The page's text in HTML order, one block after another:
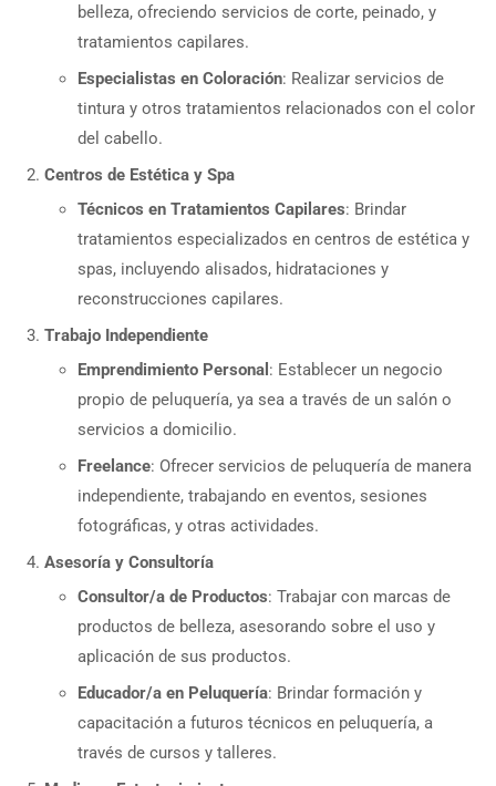
belleza, ofreciendo servicios de corte, peinado, y
tratamientos capilares.
Especialistas en Coloración: Realizar servicios de
tintura y otros tratamientos relacionados con el color
del cabello.
Centros de Estética y Spa
Técnicos en Tratamientos Capilares: Brindar
tratamientos especializados en centros de estética y
spas, incluyendo alisados, hidrataciones y
reconstrucciones capilares.
Trabajo Independiente
Emprendimiento Personal : Establecer un negocio
propio de peluquería, ya sea a través de un salón o
servicios a domicilio.
Freelance: Ofrecer servicios de peluquería de manera
independiente, trabajando en eventos, sesiones
fotográficas, y otras actividades.
Asesoría y Consultoría
Consultor/a de Productos: Trabajar con marcas de
productos de belleza, asesorando sobre el uso y
aplicación de sus productos.
Educador/a en Peluquería: Brindar formación y
capacitación a futuros técnicos en peluquería, a
través de cursos y talleres.